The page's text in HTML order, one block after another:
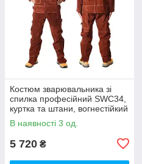
Костюм зварювальника зі
спилка професійний SWC34,
куртка та штани, вогнестійкий
термостійкий захисний,
розмір S
В наявності 3 од.
5 720 ₴